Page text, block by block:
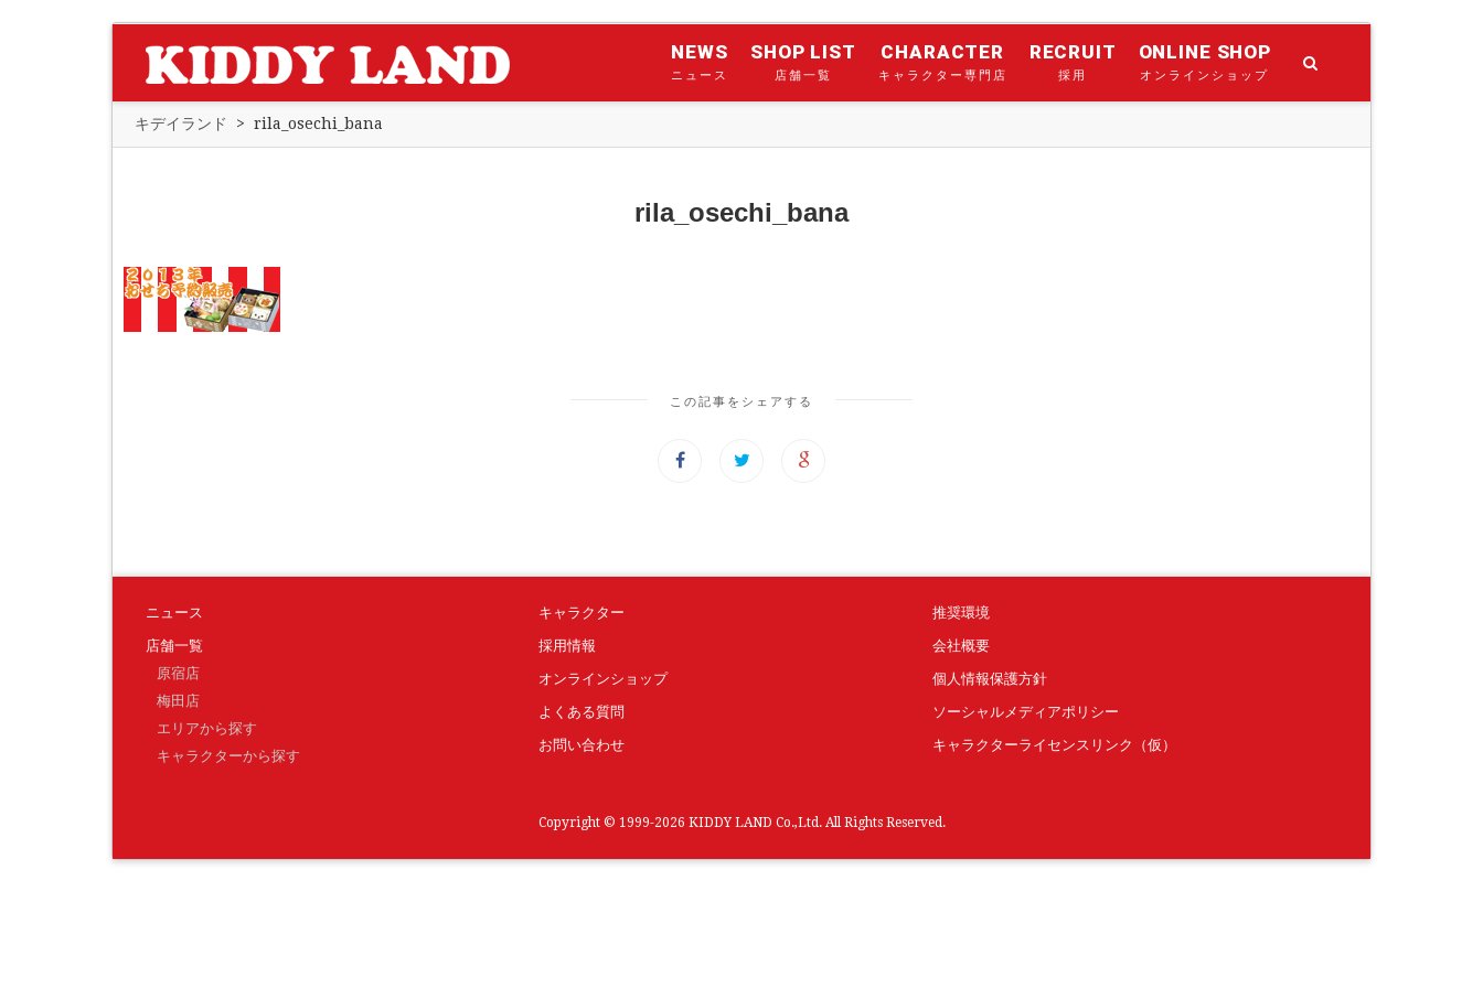
NEWS
ニュース
SHOP LIST
店舗一覧
CHARACTER
キャラクター専門店
RECRUIT
採用
ONLINE SHOP
オンラインショップ
キデイランド > rila_osechi_bana
rila_osechi_bana
この記事をシェアする
ニュース
店舗一覧
原宿店
梅田店
エリアから探す
キャラクターから探す
キャラクター
採用情報
オンラインショップ
よくある質問
お問い合わせ
推奨環境
会社概要
個人情報保護方針
ソーシャルメディアポリシー
キャラクターライセンスリンク（仮）
Copyright © 1999-2026 KIDDY LAND Co.,Ltd. All Rights Reserved.